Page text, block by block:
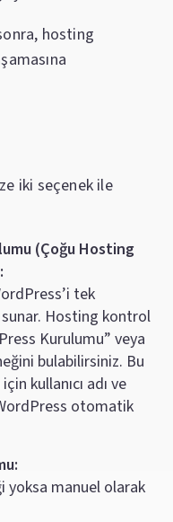
hosting
iki seçenek ile
(Çoğu Hosting
tek
Hosting kontrol
Kurulumu” veya
bulabilirsiniz. Bu
kullanıcı adı ve
otomatik
yoksa manuel olarak